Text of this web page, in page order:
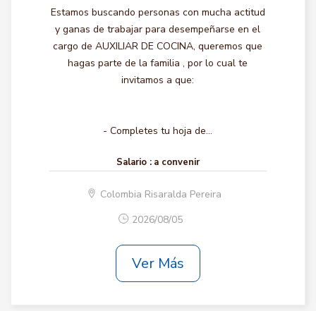
Estamos buscando personas con mucha actitud
y ganas de trabajar para desempeñarse en el
cargo de AUXILIAR DE COCINA, queremos que
hagas parte de la familia , por lo cual te
invitamos a que:
- Completes tu hoja de...
Salario : a convenir
Colombia Risaralda Pereira
2026/08/05
Ver Más